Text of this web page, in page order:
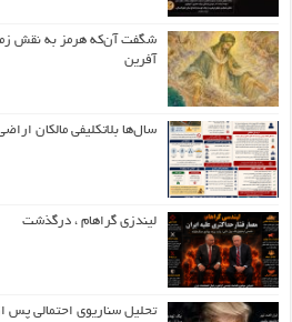
شگفت آن‌که هرمز به نقش
آفرین
سال‌ها بلاتکلیفی مالکان اراضی
لیندزی گراهام ، درگذشت
تحلیل سناریوی احتمالی پس